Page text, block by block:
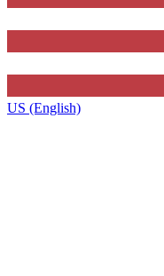
US (English)